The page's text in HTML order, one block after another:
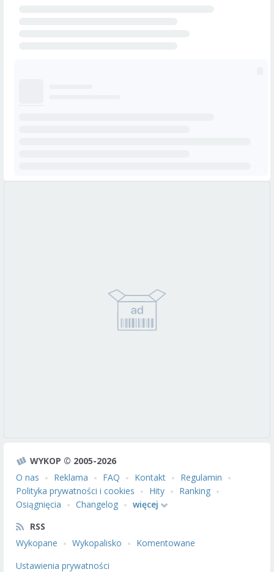
WYKOP © 2005-2026
O nas
Reklama FAQ Kontakt
Regulamin
Polityka prywatności i cookies
Hity
Ranking
Osiągnięcia
Changelog
więcej
RSS
Wykopane
Wykopalisko
Komentowane
Ustawienia prywatności